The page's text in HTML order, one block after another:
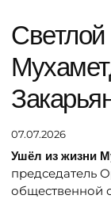
07.07.2026
Ушёл из жизни
председатель
общественной